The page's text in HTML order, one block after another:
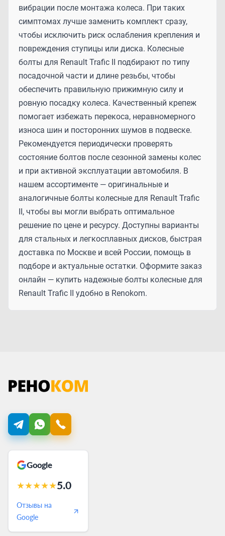
вибрации после монтажа колеса. При таких
симптомах лучше заменить комплект сразу,
чтобы исключить риск ослабления крепления и
повреждения ступицы или диска. Колесные
болты для Renault Trafic II подбирают по типу
посадочной части и длине резьбы, чтобы
обеспечить правильную прижимную силу и
ровную посадку колеса. Качественный крепеж
помогает избежать перекоса, неравномерного
износа шин и посторонних шумов в подвеске.
Рекомендуется периодически проверять
состояние болтов после сезонной замены колес
и при активной эксплуатации автомобиля. В
нашем ассортименте — оригинальные и
аналогичные болты колесные для Renault Trafic
II, чтобы вы могли выбрать оптимальное
решение по цене и ресурсу. Доступны варианты
для стальных и легкосплавных дисков, быстрая
доставка по Москве и всей России, помощь в
подборе и актуальные остатки. Оформите заказ
онлайн — купить надежные болты колесные для
Renault Trafic II удобно в Renokom.
Google
★★★★★5.0
Отзывы на
Google